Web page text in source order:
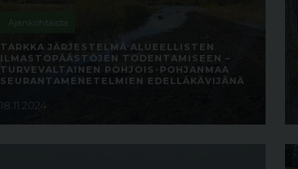
Ajankohtaista
TARKKA JÄRJESTELMÄ ALUEELLISTEN
ILMASTOPÄÄSTÖJEN TODENTAMISEEN –
TURVEVALTAINEN POHJOIS-POHJANMAA
SEURANTAMENETELMIEN EDELLÄKÄVIJÄNÄ
18.11.2024